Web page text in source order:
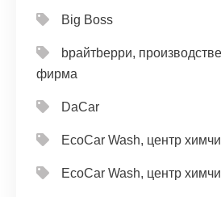
Big Boss
bрайтbерри,
фирма
DaCar
EcoCar Wash, центр
EcoCar Wash, центр